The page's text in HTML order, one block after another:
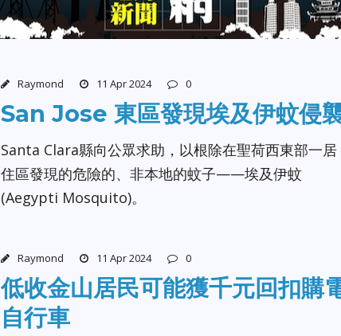
Raymond 11 Apr 2024 0
San Jose 東區發現埃及伊蚊侵
Santa Clara縣向公眾求助，以根除在聖荷西東部一居
住區發現的危險的、非本地的蚊子——埃及伊蚊
(Aegypti Mosquito)。
Raymond 11 Apr 2024 0
低收金山居民可能獲千元回扣購
自行車